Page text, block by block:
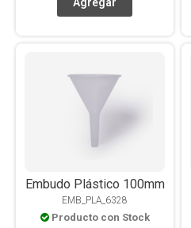
Embudo Plástico 100mm
EMB_PLA_6328
Producto con Stock